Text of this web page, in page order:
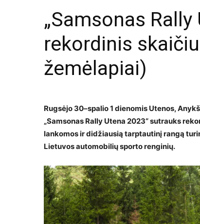
„Samsonas
rekordinis
žemėlapiai)
Rugsėjo 30–spalio 1 dienomis Utenos,
„Samsonas Rally Utena 2023“ sutrauks
lankomos ir didžiausią tarptautinį rangą
Lietuvos automobilių sporto renginių.